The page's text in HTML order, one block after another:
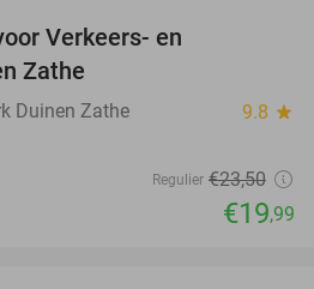
Verkeers- en
Zathe
Duinen Zathe 9.8 star
Regulier €23,50
€19,99